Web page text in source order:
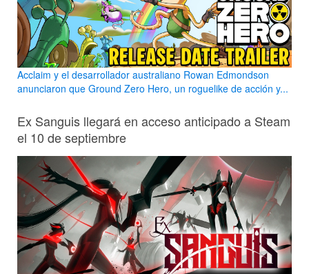
Acclaim y el desarrollador australiano Rowan Edmondson
anunciaron que Ground Zero Hero, un roguelike de acción y...
Ex Sanguis llegará en acceso anticipado a Steam
el 10 de septiembre